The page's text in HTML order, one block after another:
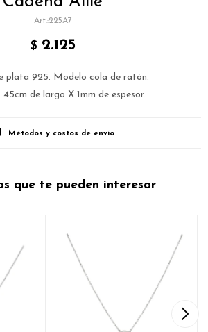
225A7
$ 2.125
plata 925. Modelo cola de ratón.
de largo X 1mm de espesor.
Métodos y costos de envío
que te pueden interesar